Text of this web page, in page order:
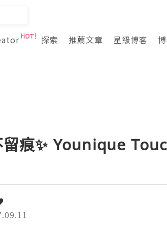
探索 推薦文章 星級博客
痕✨ Younique